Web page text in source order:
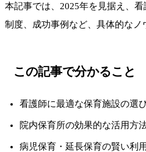
本記事では、2025年を見据え、
制度、成功事例など、具体的なノ
この記事で分かること
看護師に最適な保育施設の選
院内保育所の効果的な活用方
病児保育・延長保育の賢い利